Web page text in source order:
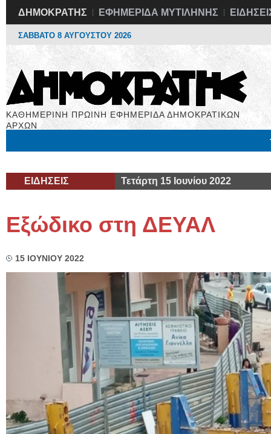
ΔΗΜΟΚΡΑΤΗΣ ΕΦΗΜΕΡΙΔΑ ΜΥΤΙΛΗΝΗΣ
ΣΑΒΒΑΤΟ 8 ΑΥΓΟΥΣΤΟΥ 2026
ΚΑΘΗΜΕΡΙΝΗ ΠΡΩΙΝΗ ΕΦΗΜΕΡΙΔΑ ΔΗΜΟΚΡΑΤΙΚΩΝ
ΑΡΧΩΝ
ΕΙΔΗΣΕΙΣ Τετάρτη 15 Ιουνίου 2022
Εξώδικο στη ΔΕΥΑΛ
15 ΙΟΥΝΙΟΥ 2022